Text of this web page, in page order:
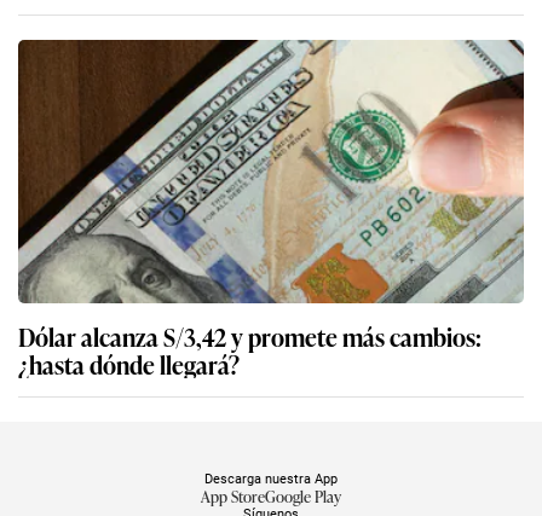
Dólar alcanza S/3,42 y promete más cambios:
¿hasta dónde llegará?
Descarga nuestra App
App StoreGoogle Play